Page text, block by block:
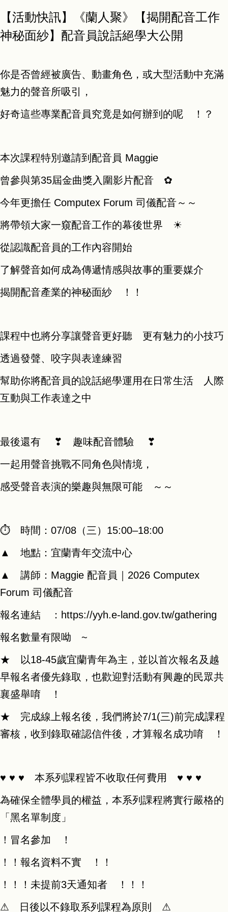
【活動快訊】《蘭人聚》【揭開配音工作
神秘面紗】配音員說話絕學大公開
你是否曾經被廣告、動畫角色，或大型活動中充滿
魅力的聲音所吸引，
好奇這些專業配音員究竟是如何辦到的呢 ！？
本次課程特別邀請到配音員 Maggie
曾參與第35屆金曲獎入圍影片配音 ✿
今年更擔任 Computex Forum 司儀配音～～
將帶領大家一窺配音工作的幕後世界 ☀︎
從認識配音員的工作內容開始
了解聲音如何成為傳遞情感與故事的重要媒介
揭開配音產業的神秘面紗 ！！
課程中也將分享讓聲音更好聽 更有魅力的小技巧
透過發聲、咬字與表達練習
幫助你將配音員的說話絕學運用在日常生活 人際
互動與工作表達之中
最後還有 ❣︎ 趣味配音體驗 ❣︎
一起用聲音挑戰不同角色與情境，
感受聲音表演的樂趣與無限可能 ～～
⏱︎ 時間：07/08（三）15:00–18:00
▲ 地點：宜蘭青年交流中心
▲ 講師：Maggie 配音員｜2026 Computex
Forum 司儀配音
報名連結 ： https://yyh.e-land.gov.tw/gathering
報名數量有限呦 ~
★ 以18-45歲宜蘭青年為主，並以首次報名及越
早報名者優先錄取，也歡迎對活動有興趣的民眾共
襄盛舉唷 ！
★ 完成線上報名後，我們將於7/1(三)前完成課程
審核，收到錄取確認信件後，才算報名成功唷 ！
♥ ♥ ♥ 本系列課程皆不收取任何費用 ♥ ♥ ♥
為確保全體學員的權益，本系列課程將實行嚴格的
「黑名單制度」
！冒名參加 ！
！！報名資料不實 ！！
！！！未提前3天通知者 ！！！
⚠︎ 日後以不錄取系列課程為原則 ⚠︎